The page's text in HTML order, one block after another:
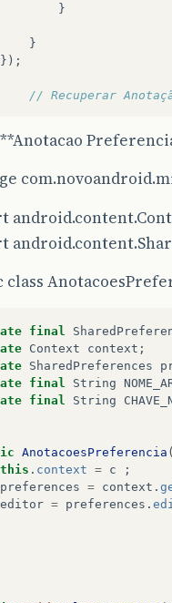
}
}
});
// Recuperar
if (!anotacao.equals
class
final
Context context ;
SharedPreferences
final String
final String
AnotacoesPreferencia (
this . context = c
;
preferences = context .
editor = preferences .